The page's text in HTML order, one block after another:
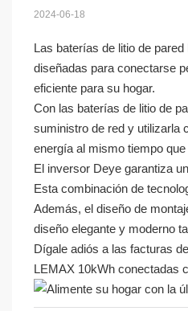
2024-06-18
Las baterías de litio de
diseñadas para conectarse
eficiente para su hogar.
Con las baterías de litio de
suministro de red y utilizarla
energía al mismo tiempo
El inversor Deye garantiza
Esta combinación de
Además, el diseño de
diseño elegante y moderno
Dígale adiós a las facturas
LEMAX 10kWh conectadas